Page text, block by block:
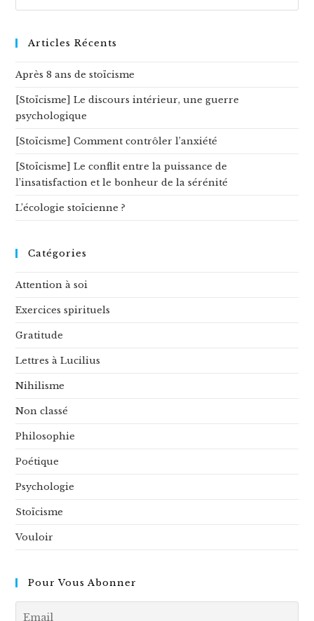
sur
siteArticles Récents
Après 8 ans de stoïcisme
[Stoïcisme] Le discours intérieur, une guerre
psychologique
[Stoïcisme] Comment contrôler l’anxiété
[Stoïcisme] Le conflit entre la puissance de
l’insatisfaction et le bonheur de la sérénité
L’écologie stoïcienne ?
Catégories
Attention à soi
Exercices spirituels
Gratitude
Lettres à Lucilius
Nihilisme
Non classé
Philosophie
Poétique
Psychologie
Stoïcisme
Vouloir
Pour Vous Abonner